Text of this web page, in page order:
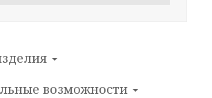
возможности